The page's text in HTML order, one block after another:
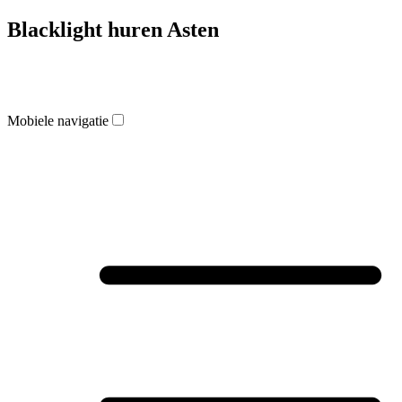
Blacklight huren Asten
Mobiele navigatie